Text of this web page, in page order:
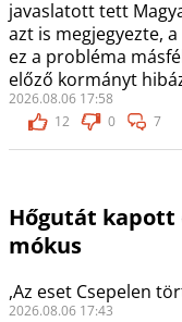
javaslatott tett
azt is megjegyezte,
ez a probléma
előző kormányt
2026.08.06 17:58
12
0 7
Hőgutát kapott
mókus
,Az eset Csepelen
2026.08.06 17:43